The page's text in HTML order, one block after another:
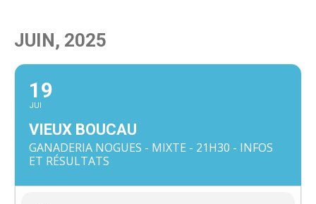
JUIN, 2025
19
JUI
VIEUX BOUCAU
GANADERIA NOGUES - MIXTE - 21H30 - INFOS
ET RÉSULTATS